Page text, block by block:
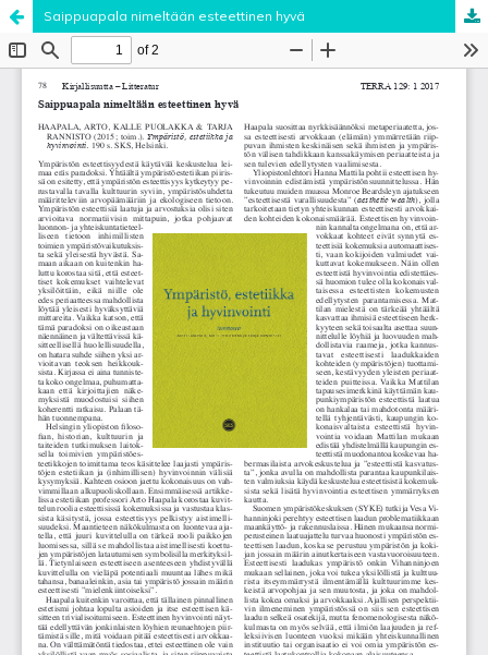
Saippuapala nimeltään esteettinen hyvä
Palvelua ylläpitää Tieteellisten seurain valtuuskunta